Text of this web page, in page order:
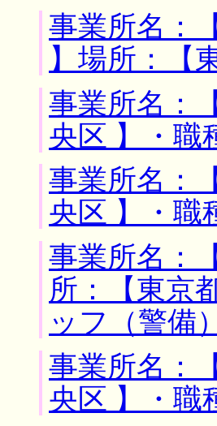
事業所名：
】場所：【
事業所名：
央区 】・職
事業所名：
央区 】・職
事業所名：
所：【東京
ッフ（警備
事業所名：
央区 】・職